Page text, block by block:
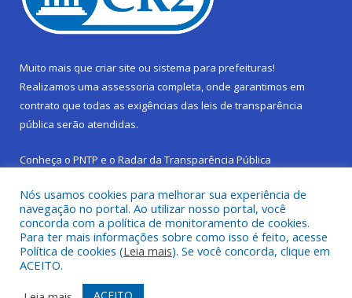
Muito mais que criar site ou sistema para prefeituras!
Realizamos uma assessoria completa, onde garantimos em
contrato que todas as exigências das leis de transparência
pública serão atendidas.
Conheça o PNTP e o Radar da Transparência Pública
Todos os direitos reservados a Prefeitura Municipal de São
Sebastião da Boa Vista.
Frequência Online Mapa do Site
Nós usamos cookies para melhorar sua experiência de
navegação no portal. Ao utilizar nosso portal, você
concorda com a política de monitoramento de cookies.
Para ter mais informações sobre como isso é feito, acesse
Política de cookies (Leia mais). Se você concorda, clique em
ACEITO.